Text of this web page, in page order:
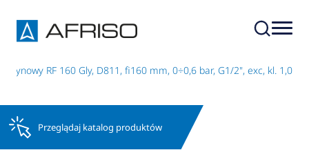
RF 160 Gly, D811, fi160 mm, 0÷0,6 bar, G1/2", exc, kl. 1,0
Przeglądaj katalog produktów